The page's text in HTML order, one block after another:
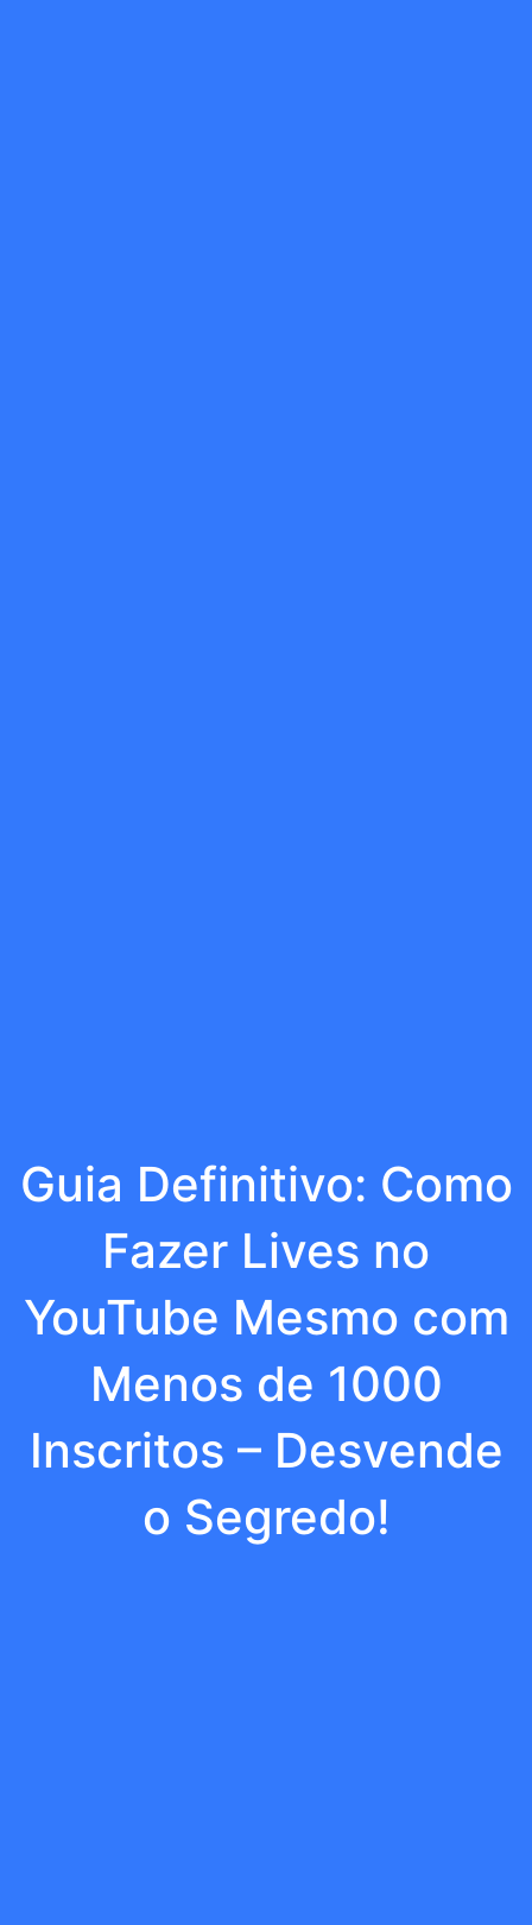
Guia Definitivo: Como
Fazer Lives no
YouTube Mesmo com
Menos de 1000
Inscritos – Desvende
o Segredo!